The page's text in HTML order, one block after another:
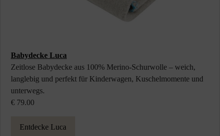
Babydecke Luca
Zeitlose Babydecke aus 100% Merino-Schurwolle – weich,
langlebig und perfekt für Kinderwagen, Kuschelmomente und
unterwegs.
€ 79.00
Entdecke Luca